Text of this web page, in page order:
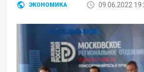
ЭКОНОМИКА 09.06.2022